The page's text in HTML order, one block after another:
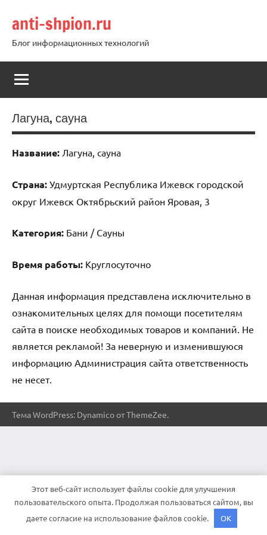
содержимому
anti-shpion.ru
Блог информационных технологий
Лагуна, сауна
Название: Лагуна, сауна
Страна: Удмуртская Республика Ижевск городской
округ Ижевск Октябрьский район Яровая, 3
Категория: Бани / Сауны
Время работы: Круглосуточно
Данная информация представлена исключительно в
ознакомительных целях для помощи посетителям
сайта в поиске необходимых товаров и компаний. Не
является рекламой! За неверную и изменившуюся
информацию Администрация сайта ответственность
не несет.
Тема WordPress: Dynamico от ThemeZee.
Этот веб-сайт использует файлы cookie для улучшения
пользовательского опыта. Продолжая пользоваться сайтом, вы
даете согласие на использование файлов cookie.
OK